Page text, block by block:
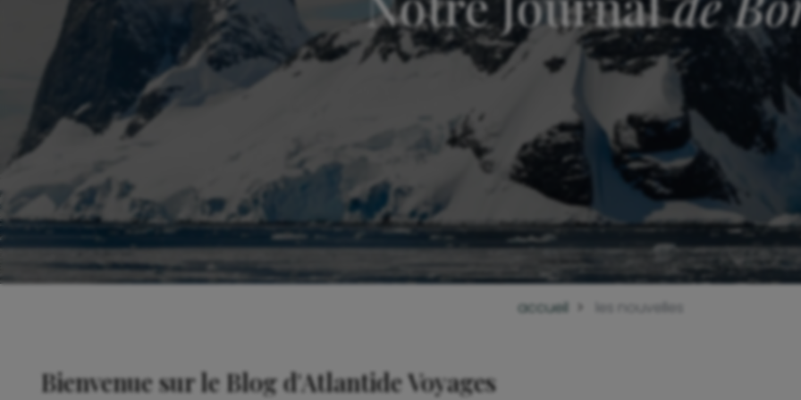
accueil les nouvelles
Bienvenue sur le Blog d'Atlantide Voyages